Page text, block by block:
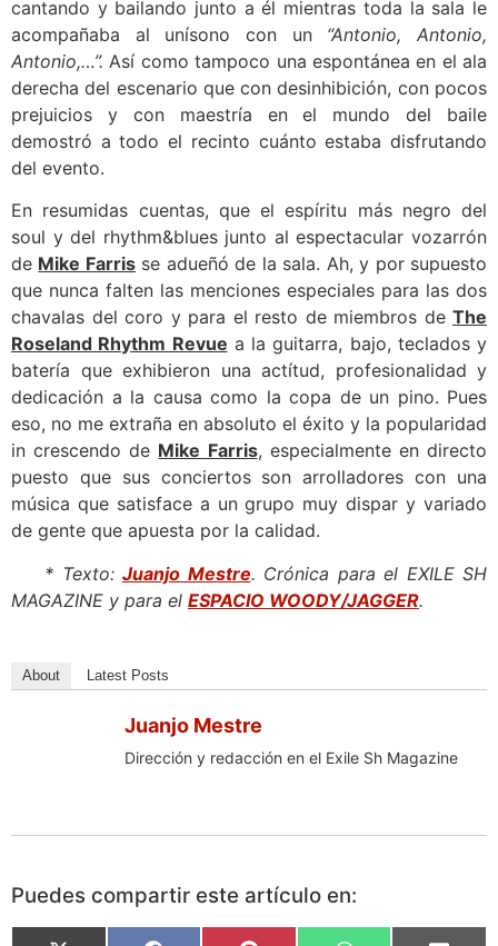
cantando y bailando junto a él mientras toda la sala le
acompañaba al unísono con un “Antonio, Antonio,
Antonio,…”. Así como tampoco una espontánea en el ala
derecha del escenario que con desinhibición, con pocos
prejuicios y con maestría en el mundo del baile
demostró a todo el recinto cuánto estaba disfrutando
del evento.
En resumidas cuentas, que el espíritu más negro del
soul y del rhythm&blues junto al espectacular vozarrón
de Mike Farrisse adueñó de la sala. Ah, y por supuesto
que nunca falten las menciones especiales para las dos
chavalas del coro y para el resto de miembros de The
Roseland Rhythm Revue a la guitarra, bajo, teclados y
batería que exhibieron una actítud, profesionalidad y
dedicación a la causa como la copa de un pino. Pues
eso, no me extraña en absoluto el éxito y la popularidad
in crescendo de Mike Farris, especialmente en directo
puesto que sus conciertos son arrolladores con una
música que satisface a un grupo muy dispar y variado
de gente que apuesta por la calidad.
* Texto: Juanjo Mestre. Crónica para el EXILE SH
MAGAZINE y para el ESPACIO WOODY/JAGGER.
About Latest Posts
Juanjo Mestre
Dirección y redacción en el Exile Sh Magazine
Puedes compartir este artículo en: